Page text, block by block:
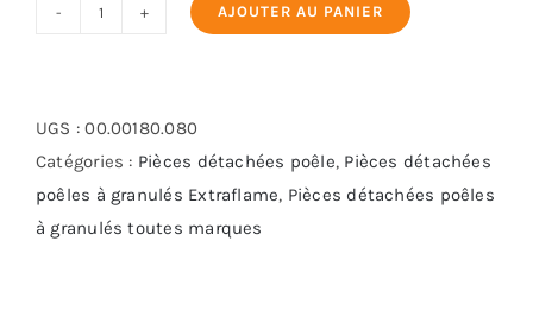
Extraflame
-
Ref
3279053
AJOUTER AU PANIER
UGS :00.00180.080
Catégories : Pièces détachées poêle, Pièces détachées
poêles à granulés Extraflame, Pièces détachées poêles
à granulés toutes marques